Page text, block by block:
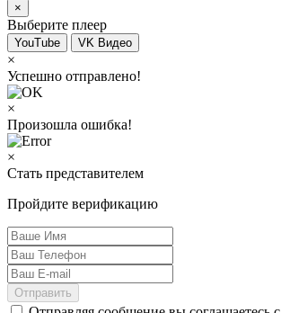
×
Выберите плеер
YouTube VK Видео
×
Успешно отправлено!
×
Произошла ошибка!
×
Стать представителем
Пройдите верификацию
Отправить